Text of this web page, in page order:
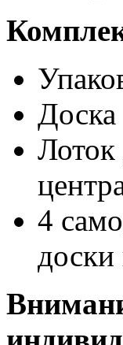
Доска
Лоток
4
доски